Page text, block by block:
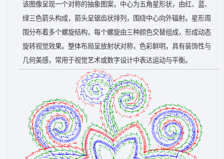
该图像呈现一个对称的抽象图案，中心为五角星形状，由红、蓝、
绿三色箭头构成，箭头呈锯齿状排列，围绕中心向外辐射。星形周
围分布着多个螺旋结构，每个螺旋由三种颜色交替组成，形成动态
旋转视觉效果。整体布局呈放射状对称，色彩鲜明，具有装饰性与
几何美感，常用于视觉艺术或数字设计中表达运动与平衡。